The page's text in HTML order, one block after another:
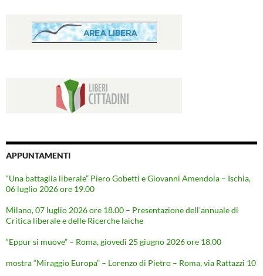
APPUNTAMENTI
“Una battaglia liberale” Piero Gobetti e Giovanni Amendola – Ischia,
06 luglio 2026 ore 19.00
Milano, 07 luglio 2026 ore 18.00 – Presentazione dell’annuale di
Critica liberale e delle Ricerche laiche
“Eppur si muove” – Roma, giovedì 25 giugno 2026 ore 18,00
mostra “Miraggio Europa” – Lorenzo di Pietro – Roma, via Rattazzi 10